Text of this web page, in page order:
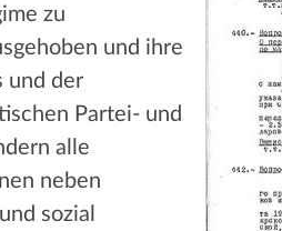
zu
und ihre
und der
Partei- und
alle
neben
sozial